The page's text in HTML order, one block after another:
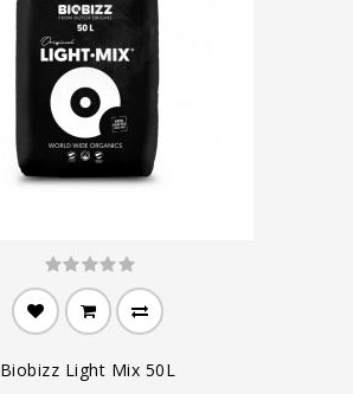
Biobizz Light Mix 50L